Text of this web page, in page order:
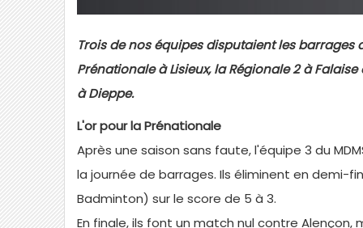
Trois de nos équipes disputaient les barrages
Prénationale à Lisieux, la Régionale 2 à
à Dieppe.
L'or pour la Prénationale
Après une saison sans faute, l'équipe 3 du
la journée de barrages. Ils éliminent en demi-
Badminton) sur le score de 5 à 3.
En finale, ils font un match nul contre